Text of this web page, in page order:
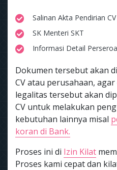
Salinan Akta Pendirian CV
SK Menteri SKT
Informasi Detail
Dokumen tersebut akan
CV atau perusahaan,
legalitas tersebut akan
CV untuk melakukan
kebutuhan lainnya misal
koran di Bank.
Proses ini di Izin Kilat
Proses kami cepat dan